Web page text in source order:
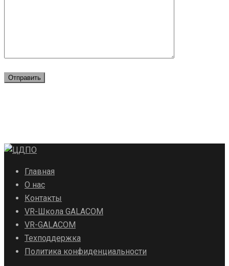
Главная
О нас
Контакты
VR-Школа GALACOM
VR-GALACOM
Техподдержка
Политика конфиденциальности